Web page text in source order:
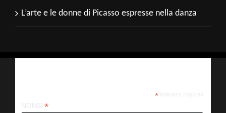
L’arte e le donne di Picasso espresse nella danza
*indicates required
*